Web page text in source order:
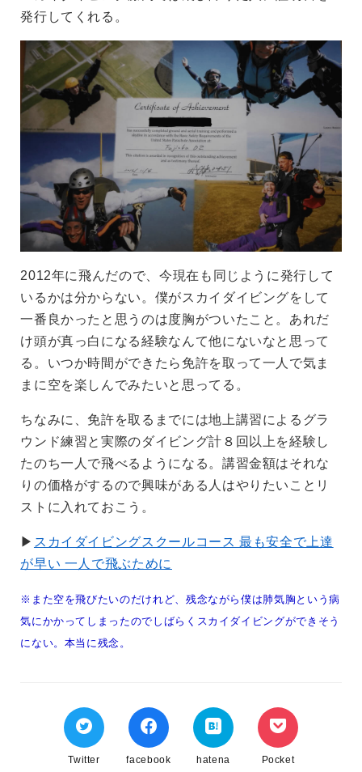
発行してくれる。
2012年に飛んだので、今現在も同じように発行して
いるかは分からない。僕がスカイダイビングをして
一番良かったと思うのは度胸がついたこと。あれだ
け頭が真っ白になる経験なんて他にないなと思って
る。いつか時間ができたら免許を取って一人で気ま
まに空を楽しんでみたいと思ってる。
ちなみに、免許を取るまでには地上講習によるグラ
ウンド練習と実際のダイビング計８回以上を経験し
たのち一人で飛べるようになる。講習金額はそれな
りの価格がするので興味がある人はやりたいことリ
ストに入れておこう。
▶︎ スカイダイビングスクールコース 最も安全で上達
が早い 一人で飛ぶために
※また空を飛びたいのだけれど、残念ながら僕は肺気胸という病
気にかかってしまったのでしばらくスカイダイビングができそう
にない。本当に残念。
Twitter facebook hatena Pocket